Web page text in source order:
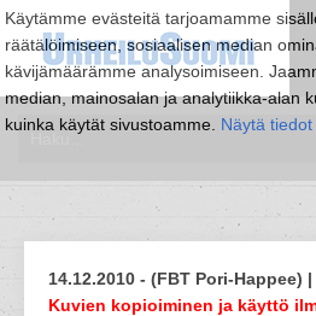
Käytämme evästeitä tarjoamamme
räätälöimiseen, sosiaalisen median
kävijämäärämme analysoimiseen.
median, mainosalan ja analytiikka-alan
kuinka käytät sivustoamme. Näytä tiedot
14.12.2010 - (FBT Pori-Happee)
Kuvien kopioiminen ja käyttö